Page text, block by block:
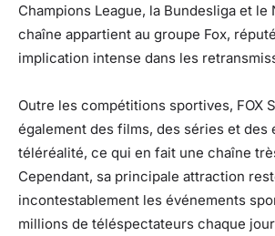
Champions League, la Bundesliga et le
chaîne appartient au groupe Fox,
implication intense dans les
Outre les compétitions sportives, FOX
également des films, des séries et des
téléréalité, ce qui en fait une chaîne
Cependant, sa principale attraction
incontestablement les événements
millions de téléspectateurs chaque